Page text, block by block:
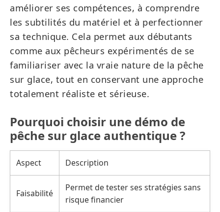
améliorer ses compétences, à comprendre
les subtilités du matériel et à perfectionner
sa technique. Cela permet aux débutants
comme aux pêcheurs expérimentés de se
familiariser avec la vraie nature de la pêche
sur glace, tout en conservant une approche
totalement réaliste et sérieuse.
Pourquoi choisir une démo de
pêche sur glace authentique ?
Aspect Description
Faisabilité
Permet de tester ses stratégies sans
risque financier